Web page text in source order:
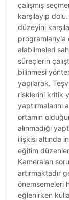
çalışmış
karşılayıp
düzeyini
alabilmeleri
süreçlerin
bilinmesi
yapılarak.
risklerini kritik
yaptırmalarını
ortamın
alınmadığı
ilişkisi altında
eğitim
Kameraları
artırmaktadır
önemsemeleri
eğlenirken